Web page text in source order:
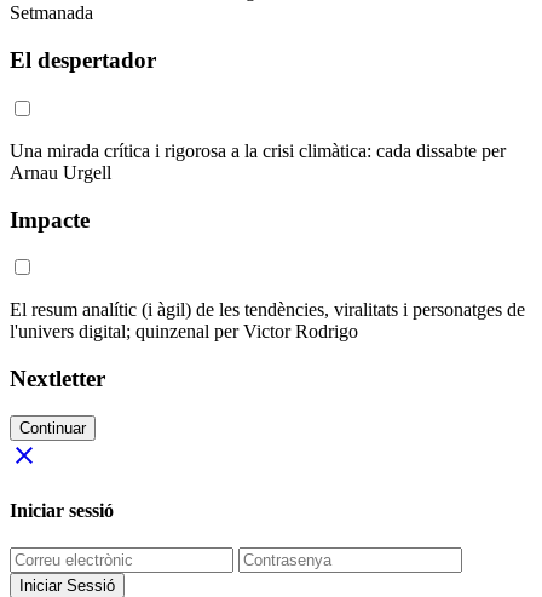
Setmanada
El despertador
Una mirada crítica i rigorosa a la crisi climàtica: cada dissabte per
Arnau Urgell
Impacte
El resum analític (i àgil) de les tendències, viralitats i personatges de
l'univers digital; quinzenal per Victor Rodrigo
Nextletter
Continuar
close
Iniciar sessió
Iniciar Sessió